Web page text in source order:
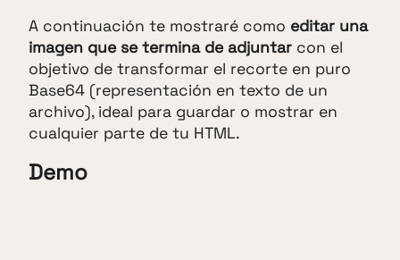
A continuación te mostraré como editar una
imagen que se termina de adjuntar con el
objetivo de transformar el recorte en puro
Base64 (representación en texto de un
archivo), ideal para guardar o mostrar en
cualquier parte de tu HTML.
Demo